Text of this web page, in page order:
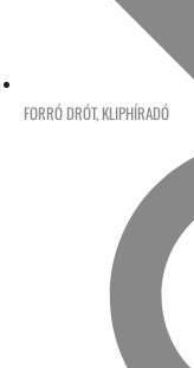
FORRÓ DRÓT, KLIPHÍRADÓ